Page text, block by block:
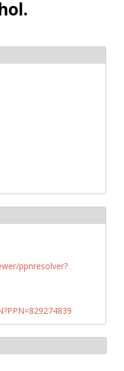
ppnresolver?